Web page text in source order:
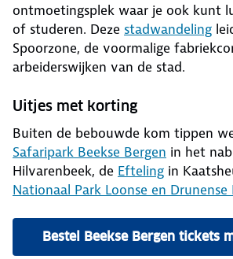
ontmoetingsplek waar je ook kunt
of studeren. Deze stadwandeling
Spoorzone, de voormalige
arbeiderswijken van de stad.
Uitjes met korting
Buiten de bebouwde kom tippen
Safaripark Beekse Bergen in het
Hilvarenbeek, de Efteling in
Nationaal Park Loonse en Drunense
Bestel Beekse Bergen tickets